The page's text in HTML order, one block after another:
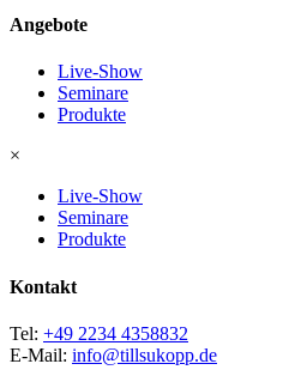
Angebote
Live-Show
Seminare
Produkte
×
Live-Show
Seminare
Produkte
Kontakt
Tel: +49 2234 4358832
E-Mail: info@tillsukopp.de